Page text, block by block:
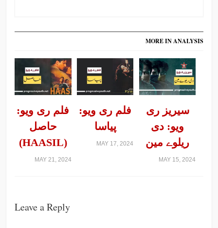
MORE IN ANALYSIS
فلم ری ویو:
حاصل
(HAASIL)
MAY 21, 2024
فلم ری ویو:
پیاسا
MAY 17, 2024
سیریز ری
ویو: دی
ریلوے مین
MAY 15, 2024
Leave a Reply